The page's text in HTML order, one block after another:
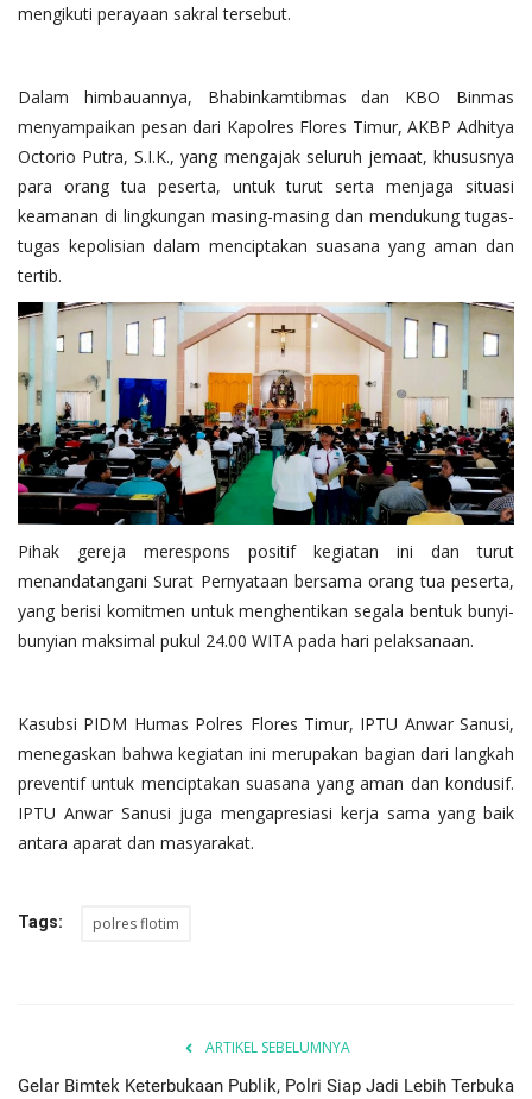
mengikuti perayaan sakral tersebut.
Dalam himbauannya, Bhabinkamtibmas dan KBO Binmas
menyampaikan pesan dari Kapolres Flores Timur, AKBP Adhitya
Octorio Putra, S.I.K., yang mengajak seluruh jemaat, khususnya
para orang tua peserta, untuk turut serta menjaga situasi
keamanan di lingkungan masing-masing dan mendukung tugas-
tugas kepolisian dalam menciptakan suasana yang aman dan
tertib.
Pihak gereja merespons positif kegiatan ini dan turut
menandatangani Surat Pernyataan bersama orang tua peserta,
yang berisi komitmen untuk menghentikan segala bentuk bunyi-
bunyian maksimal pukul 24.00 WITA pada hari pelaksanaan.
Kasubsi PIDM Humas Polres Flores Timur, IPTU Anwar Sanusi,
menegaskan bahwa kegiatan ini merupakan bagian dari langkah
preventif untuk menciptakan suasana yang aman dan kondusif.
IPTU Anwar Sanusi juga mengapresiasi kerja sama yang baik
antara aparat dan masyarakat.
Tags: polres flotim
ARTIKEL SEBELUMNYA
Gelar Bimtek Keterbukaan Publik, Polri Siap Jadi Lebih Terbuka